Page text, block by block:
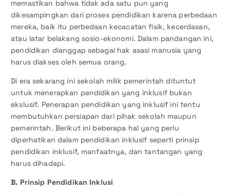
memastikan bahwa tidak ada satu pun yang
dikesampingkan dari proses pendidikan karena perbedaan
mereka, baik itu perbedaan kecacatan fisik, kecerdasan,
atau latar belakang sosio-ekonomi. Dalam pandangan ini,
pendidikan dianggap sebagai hak asasi manusia yang
harus diakses oleh semua orang.
Di era sekarang ini sekolah milik pemerintah dituntut
untuk menerapkan pendidikan yang inklusif bukan
ekslusif. Penerapan pendidikan yang inklusif ini tentu
membutuhkan persiapan dari pihak sekolah maupun
pemerintah. Berikut ini beberapa hal yang perlu
diperhatikan dalam pendidikan inklusif seperti prinsip
pendidikan inklusif, manfaatnya, dan tantangan yang
harus dihadapi.
B. Prinsip Pendidikan Inklusi